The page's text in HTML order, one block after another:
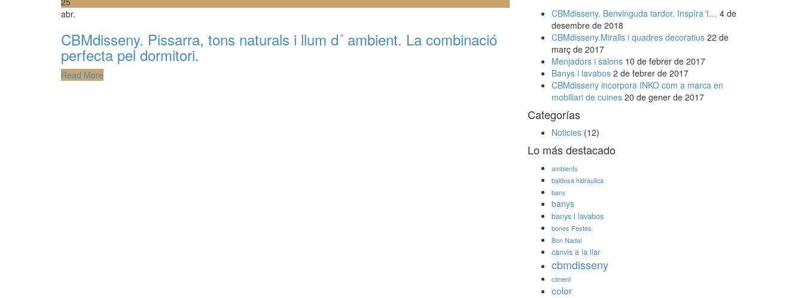
abr.
CBMdisseny. Pissarra, tons naturals i llum d´ ambient. La combinació
perfecta pel dormitori.
Read More
CBMdisseny. Benvinguda tardor. Inspíra´t… 4 de
desembre de 2018
CBMdisseny.Miralls i quadres decoratius 22 de
març de 2017
Menjadors i salons 10 de febrer de 2017
Banys i lavabos 2 de febrer de 2017
CBMdisseny incorpora INKO com a marca en
mobiliari de cuines 20 de gener de 2017
Categorías
Noticies (12)
Lo más destacado
ambients
baldosa hidràulica
bany
banys
banys i lavabos
bones Festes
Bon Nadal
canvis a la llar
cbmdisseny
ciment
color